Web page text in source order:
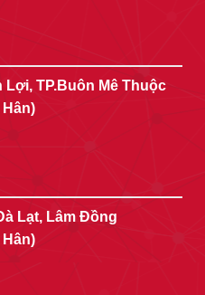
Lợi, TP.Buôn Mê Thuộc
Hân)
Lạt, Lâm Đồng
Hân)